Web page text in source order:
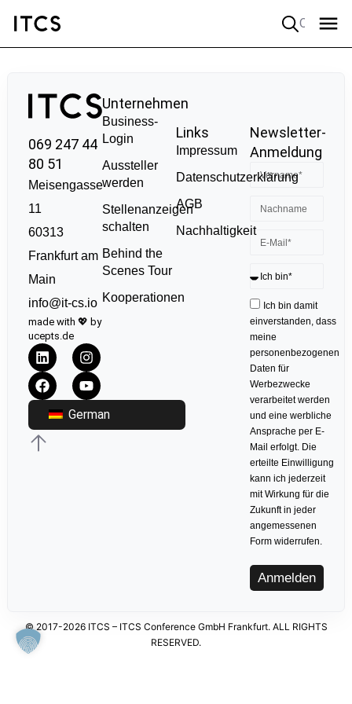
069 247 44
80 51
Meisengasse
11
60313
Frankfurt am
Main
info@it-cs.io
made with 💖 by
ucepts.de
German
Unternehmen
Business-
Login
Aussteller
werden
Stellenanzeigen
schalten
Behind the
Scenes Tour
Kooperationen
Links
Impressum
Datenschutzerklärung
AGB
Nachhaltigkeit
Newsletter-
Anmeldung
Ich bin damit
einverstanden, dass
meine
personenbezogenen
Daten für
Werbezwecke
verarbeitet werden
und eine werbliche
Ansprache per E-
Mail erfolgt. Die
erteilte Einwilligung
kann ich jederzeit
mit Wirkung für die
Zukunft in jeder
angemessenen
Form widerrufen.
Anmelden
© 2017-2026 ITCS – ITCS Conference GmbH Frankfurt. ALL RIGHTS
RESERVED.